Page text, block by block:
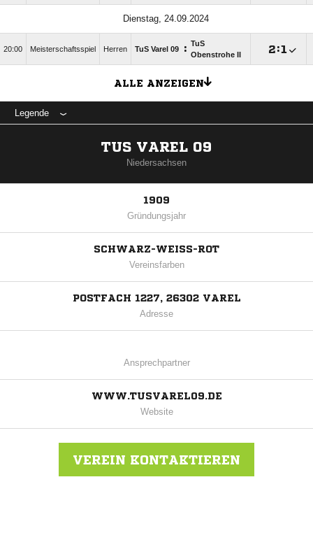
Dienstag, 24.09.2024
20:00 Meisterschaftsspiel Herren TuS Varel 09 : TuS
Obenstrohe II
:
ALLE ANZEIGEN
Legende
TUS VAREL 09
Niedersachsen
1909
Gründungsjahr
SCHWARZ-WEISS-ROT
Vereinsfarben
POSTFACH 1227, 26302 VAREL
Adresse
Ansprechpartner
WWW.TUSVAREL09.DE
Website
VEREIN KONTAKTIEREN